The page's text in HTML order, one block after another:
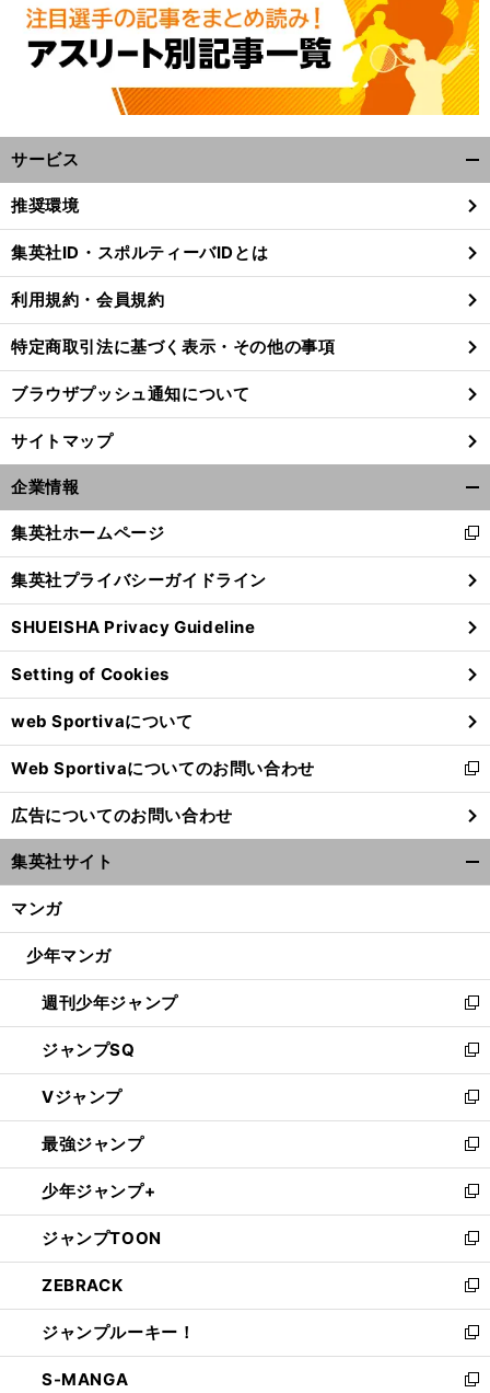
意のジャンプ転倒で涙
体調不良の悔しさ
主役候補の気負い
全日本フィギュア女子で足跡を残した３人の「
れざる者たち
サービス
閉
る
推奨環境
集英社ID・スポルティーバIDとは
利用規約・会員規約
特定商取引法に基づく表示・その他の事項
ブラウザプッシュ通知について
サイトマップ
企業情報
閉
る
集英社ホームページ
新
し
い
ウ
ィ
ン
ド
ウ
で
開
く
集英社プライバシーガイドライン
SHUEISHA Privacy Guideline
Setting of Cookies
web Sportivaについて
Web Sportivaについてのお問い合わせ
新
し
い
ウ
ィ
ン
ウ
開
く
広告についてのお問い合わせ
集英社サイト
マンガ
少年マンガ
週刊少年ジャンプ
新
し
い
ウ
ィ
ン
ド
ウ
で
開
く
ジャンプSQ
新
し
い
ウ
ィ
ン
ド
ウ
で
開
く
Vジャンプ
新
し
い
ウ
ィ
ン
ド
ウ
で
開
く
最強ジャンプ
新
し
い
ウ
ィ
ン
ド
ウ
で
開
く
少年ジャンプ+
新
し
い
ウ
ィ
ン
ド
ウ
で
ジャンプTOON
新
し
い
ウ
ィ
ン
ド
ZEBRACK
新
し
い
ウ
ィ
ジャンプルーキー！
新
し
い
S-MANGA
新